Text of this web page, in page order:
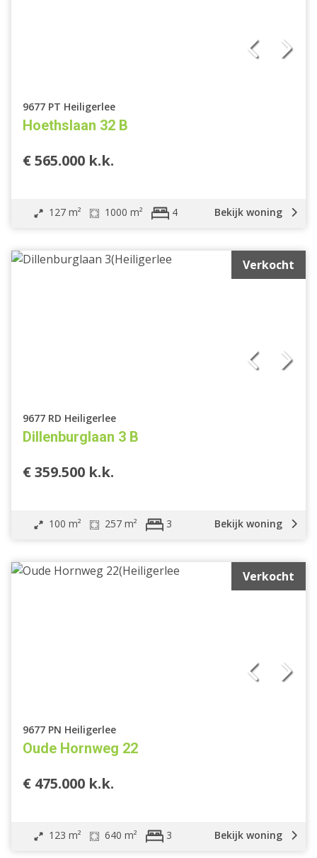
9677 PT Heiligerlee
Hoethslaan 32 B
€ 565.000 k.k.
127 m² 1000 m² 4 Bekijk woning
Verkocht
9677 RD Heiligerlee
Dillenburglaan 3 B
€ 359.500 k.k.
100 m² 257 m² 3 Bekijk woning
Verkocht
9677 PN Heiligerlee
Oude Hornweg 22
€ 475.000 k.k.
123 m² 640 m² 3 Bekijk woning